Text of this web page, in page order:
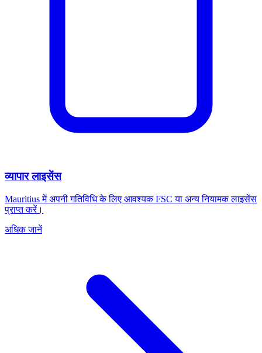
व्यापार लाइसेंस
Mauritius में अपनी गतिविधि के लिए आवश्यक FSC या अन्य नियामक लाइसेंस
प्राप्त करें।
अधिक जानें